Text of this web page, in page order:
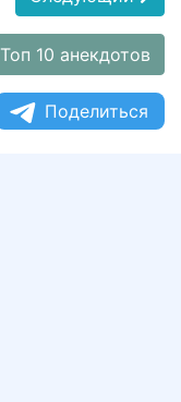
Топ 10 анекдотов
Поделиться